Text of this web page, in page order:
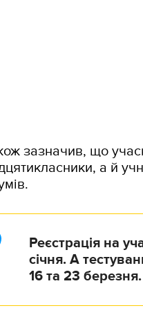
зазначив, що
а й
Реєстрація на
січня. А
16 та 23 березня.